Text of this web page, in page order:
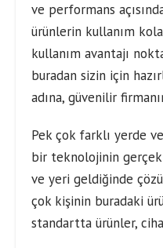
ve performans
ürünlerin kullanım
kullanım avantajı
buradan sizin için
adına, güvenilir
Pek çok farklı yerde
bir teknolojinin
ve yeri geldiğinde
çok kişinin buradaki
standartta ürünler,